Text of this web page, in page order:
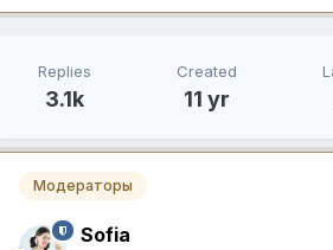
Replies
3.1k
Created
11 yr
Модераторы
Sofia